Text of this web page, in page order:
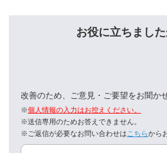
お役に立ちました
改善のため、ご意見・ご要望をお聞か
※個人情報の入力はお控えください。
※送信専用のためお答えできません。
※ご返信が必要なお問い合わせはこちらから